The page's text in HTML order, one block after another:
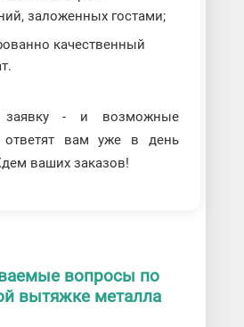
заложенных гостами;
качественный
заявку - и возможные
ответят вам уже в день
ваших заказов!
вопросы по
вытяжке металла